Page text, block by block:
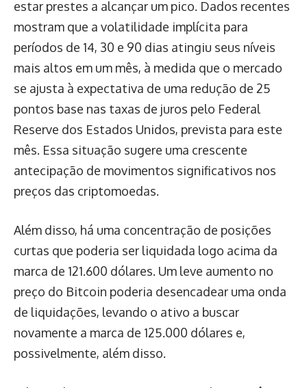
estar prestes a alcançar um pico. Dados recentes
mostram que a volatilidade implícita para
períodos de 14, 30 e 90 dias atingiu seus níveis
mais altos em um mês, à medida que o mercado
se ajusta à expectativa de uma redução de 25
pontos base nas taxas de juros pelo Federal
Reserve dos Estados Unidos, prevista para este
mês. Essa situação sugere uma crescente
antecipação de movimentos significativos nos
preços das criptomoedas.
Além disso, há uma concentração de posições
curtas que poderia ser liquidada logo acima da
marca de 121.600 dólares. Um leve aumento no
preço do Bitcoin poderia desencadear uma onda
de liquidações, levando o ativo a buscar
novamente a marca de 125.000 dólares e,
possivelmente, além disso.